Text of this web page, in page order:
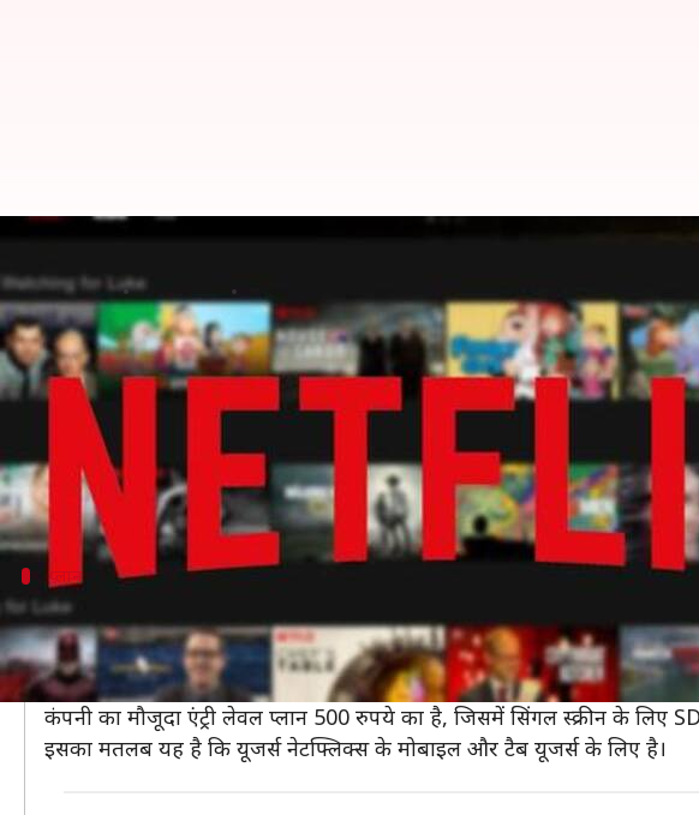
भारतीय ग्राहकों के लिए कम दाम वाले नए
लेखन प्रमोद कुमार Mar 22, 2019
क्या है खबर?
पॉपुलर स्ट्रीमिंग प्लेटफॉर्म नेटफ्लिक्स भारत में कम कीमत वाले नए
कंपनी ने भारतीय बाजार के लिए 250 रुपये प्रति महीने वाले सब्सक्रिप्शन
इसके अलावा नेटफ्लिक्स के रेगुलर प्लान 500 रुपये और 800 रुपये प्रति महीने
प्लान
नेटफ्लिक्स के इस प्लान में क्या है?
फिलहाल नेटफ्लिक्स ने यह प्लान सारे यूजर्स के लिए जारी नहीं किया है।
नेटफ्लिक्स ने इसे चुनिंदा यूजर्स के लिए स्टैंडर्ड डेफिनेशन (SD) क्वालिटी में सिंगल
कंपनी का मौजूदा एंट्री लेवल प्लान 500 रुपये का है, जिसमें सिंगल स्क्रीन के लिए
इसका मतलब यह है कि यूजर्स नेटफ्लिक्स के मोबाइल और टैब यूजर्स के लिए है।